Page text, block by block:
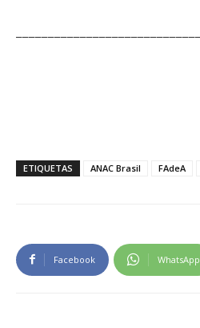
ETIQUETAS ANAC Brasil FAdeA
Facebook WhatsApp